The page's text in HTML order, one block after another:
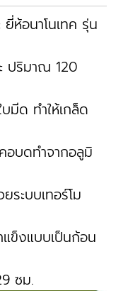
ห้อนาโนเทค รุ่น
ปริมาณ 120
มีด ทำให้เกล็ด
อบดทำจากอลูมิ
ะบบเทอร์โม
ข็งแบบเป็นก้อน
ซม.